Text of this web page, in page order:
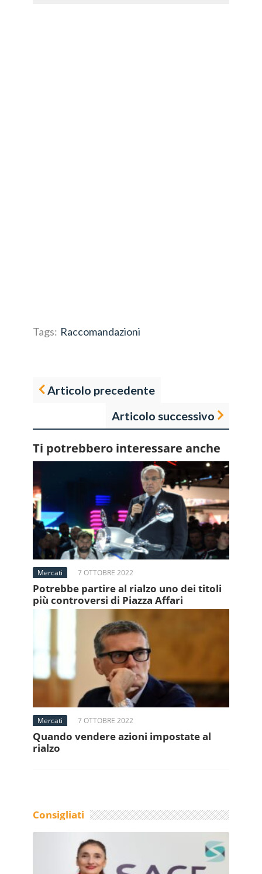
Tags: Raccomandazioni
Articolo precedente
Articolo successivo
Ti potrebbero interessare anche
Mercati 7 OTTOBRE 2022
Potrebbe partire al rialzo uno dei titoli
più controversi di Piazza Affari
Mercati 7 OTTOBRE 2022
Quando vendere azioni impostate al
rialzo
Consigliati